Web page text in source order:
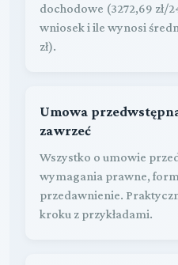
dochodowe (3272,69 zł/
wniosek i ile wynosi
zł).
Umowa
zawrzeć
Wszystko o umowie
wymagania prawne,
przedawnienie.
kroku z przykładami.